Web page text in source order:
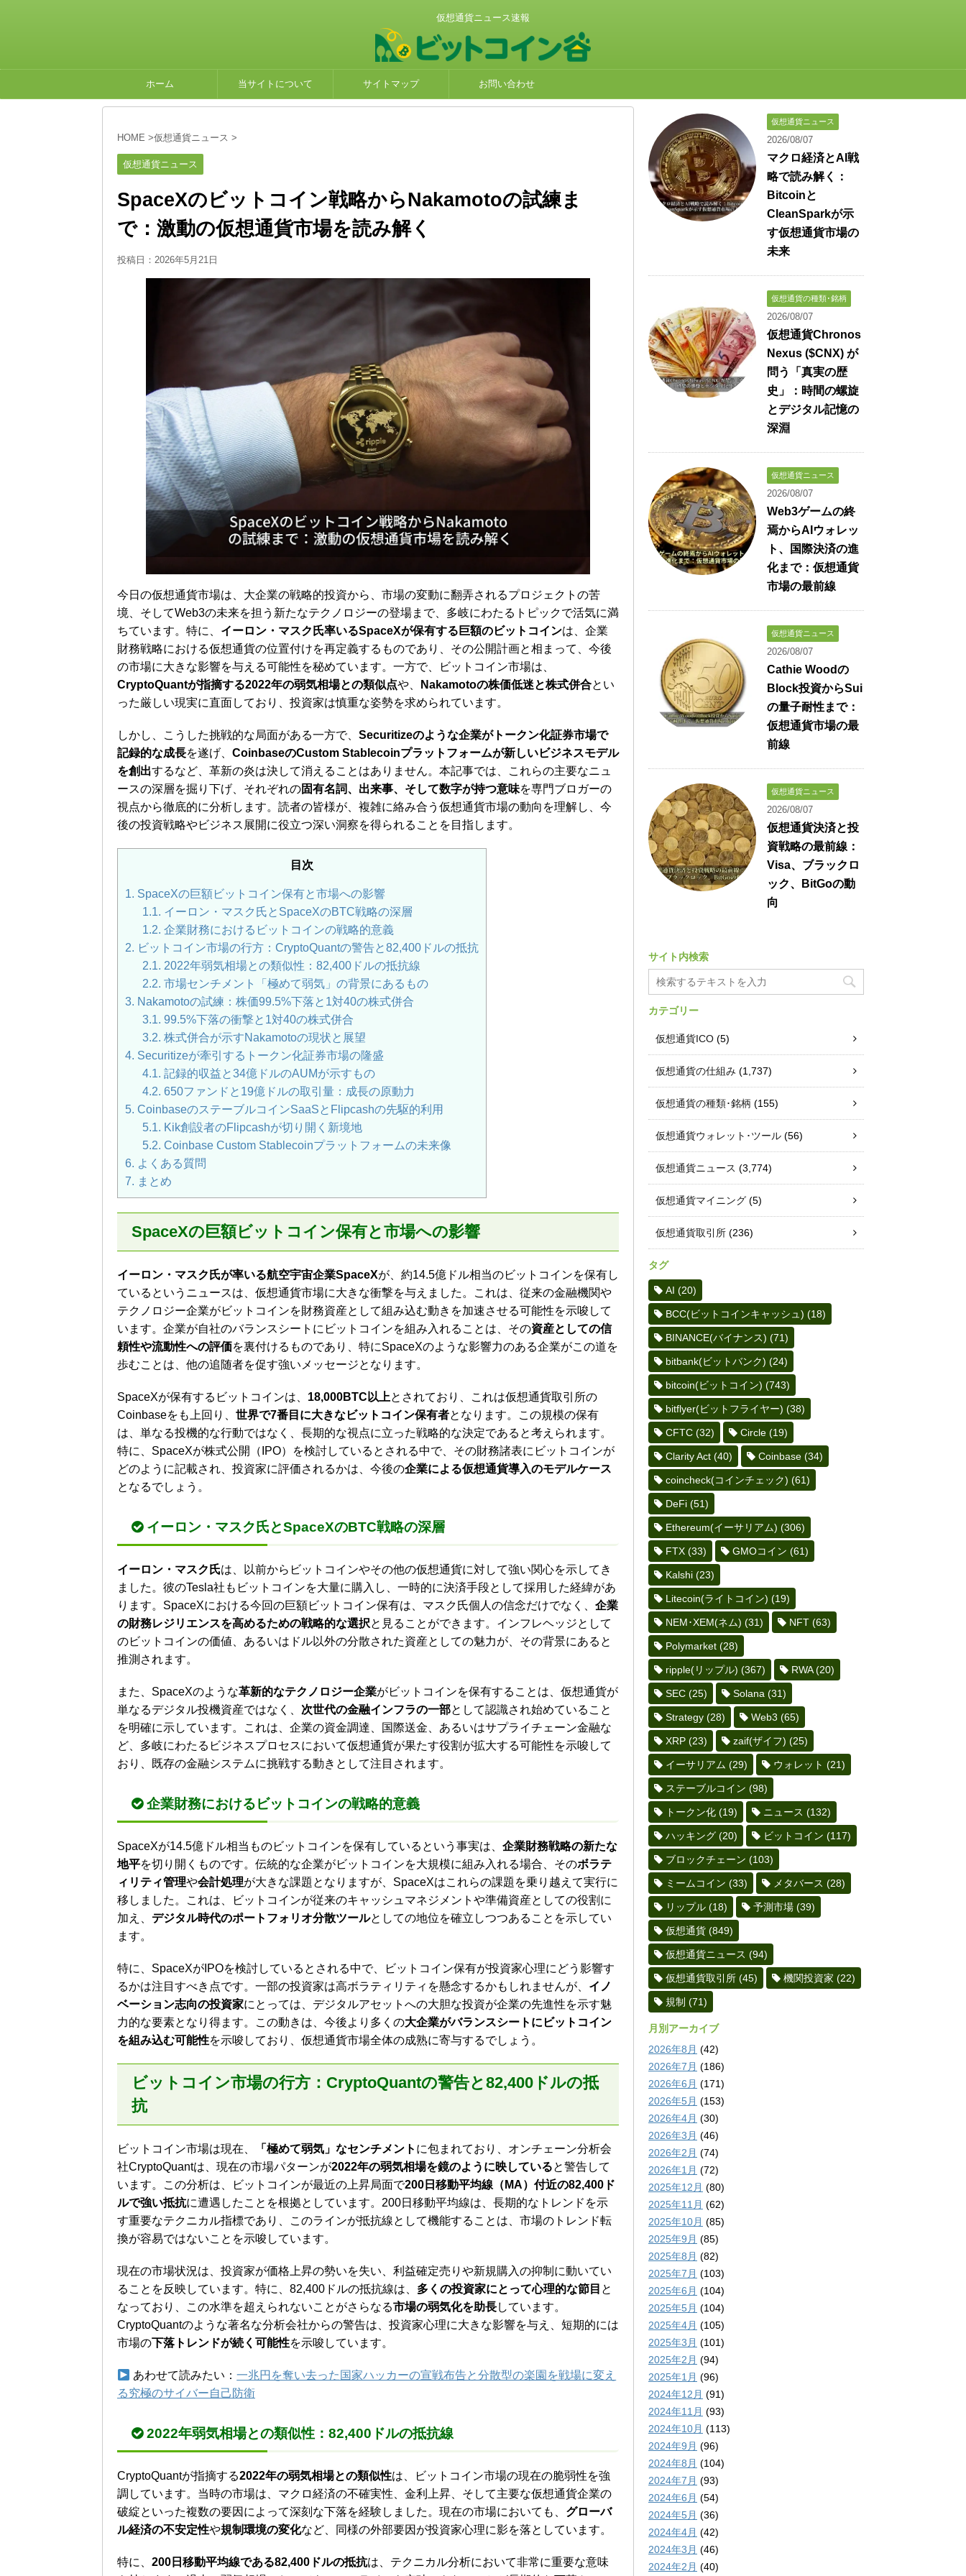
仮想通貨ニュース速報
ホーム 当サイトについて サイトマップ お問い合わせ
HOME >仮想通貨ニュース >
仮想通貨ニュース
SpaceXのビットコイン戦略からNakamotoの試練ま
で：激動の仮想通貨市場を読み解く
投稿日： 2026年5月21日
今日の仮想通貨市場は、大企業の戦略的投資から、市場の変動に翻弄されるプロジェクトの苦
境、そしてWeb3の未来を担う新たなテクノロジーの登場まで、多岐にわたるトピックで活気に満
ちています。特に、 イーロン・マスク氏率いるSpaceXが保有する巨額のビットコインは、企業
財務戦略における仮想通貨の位置付けを再定義するものであり、その公開計画と相まって、今後
の市場に大きな影響を与える可能性を秘めています。一方で、ビットコイン市場は、
CryptoQuantが指摘する2022年の弱気相場との類似点や、 Nakamotoの株価低迷と株式併合とい
った厳しい現実に直面しており、投資家は慎重な姿勢を求められています。
しかし、こうした挑戦的な局面がある一方で、 Securitizeのような企業がトークン化証券市場で
記録的な成長を遂げ、 CoinbaseのCustom Stablecoinプラットフォームが新しいビジネスモデル
を創出するなど、革新の炎は決して消えることはありません。本記事では、これらの主要なニュ
ースの深層を掘り下げ、それぞれの固有名詞、出来事、そして数字が持つ意味を専門ブロガーの
視点から徹底的に分析します。読者の皆様が、複雑に絡み合う仮想通貨市場の動向を理解し、今
後の投資戦略やビジネス展開に役立つ深い洞察を得られることを目指します。
目次
1. SpaceXの巨額ビットコイン保有と市場への影響
1.1. イーロン・マスク氏とSpaceXのBTC戦略の深層
1.2. 企業財務におけるビットコインの戦略的意義
2. ビットコイン市場の行方：CryptoQuantの警告と82,400ドルの抵抗
2.1. 2022年弱気相場との類似性：82,400ドルの抵抗線
2.2. 市場センチメント「極めて弱気」の背景にあるもの
3. Nakamotoの試練：株価99.5%下落と1対40の株式併合
3.1. 99.5%下落の衝撃と1対40の株式併合
3.2. 株式併合が示すNakamotoの現状と展望
4. Securitizeが牽引するトークン化証券市場の隆盛
4.1. 記録的収益と34億ドルのAUMが示すもの
4.2. 650ファンドと19億ドルの取引量：成長の原動力
5. CoinbaseのステーブルコインSaaSとFlipcashの先駆的利用
5.1. Kik創設者のFlipcashが切り開く新境地
5.2. Coinbase Custom Stablecoinプラットフォームの未来像
6. よくある質問
7. まとめ
SpaceXの巨額ビットコイン保有と市場への影響
イーロン・マスク氏が率いる航空宇宙企業SpaceXが、約14.5億ドル相当のビットコインを保有し
ているというニュースは、仮想通貨市場に大きな衝撃を与えました。これは、従来の金融機関や
テクノロジー企業がビットコインを財務資産として組み込む動きを加速させる可能性を示唆して
います。企業が自社のバランスシートにビットコインを組み入れることは、その資産としての信
頼性や流動性への評価を裏付けるものであり、特にSpaceXのような影響力のある企業がこの道を
歩むことは、他の追随者を促す強いメッセージとなります。
SpaceXが保有するビットコインは、 18,000BTC以上とされており、これは仮想通貨取引所の
Coinbaseをも上回り、 世界で7番目に大きなビットコイン保有者となります。この規模の保有
は、単なる投機的な行動ではなく、長期的な視点に立った戦略的な決定であると考えられます。
特に、SpaceXが株式公開（IPO）を検討しているとされる中で、その財務諸表にビットコインが
どのように記載され、投資家に評価されるかは、今後の企業による仮想通貨導入のモデルケース
となるでしょう。
イーロン・マスク氏とSpaceXのBTC戦略の深層
イーロン・マスク氏は、以前からビットコインやその他の仮想通貨に対して強い関心を示してき
ました。彼のTesla社もビットコインを大量に購入し、一時的に決済手段として採用した経緯があ
ります。SpaceXにおける今回の巨額ビットコイン保有は、マスク氏個人の信念だけでなく、 企業
の財務レジリエンスを高めるための戦略的な選択と見ることができます。インフレヘッジとして
のビットコインの価値、あるいはドル以外の分散された資産としての魅力が、その背景にあると
推測されます。
また、SpaceXのような革新的なテクノロジー企業がビットコインを保有することは、仮想通貨が
単なるデジタル投機資産ではなく、 次世代の金融インフラの一部として認識され始めていること
を明確に示しています。これは、企業の資金調達、国際送金、あるいはサプライチェーン金融な
ど、多岐にわたるビジネスプロセスにおいて仮想通貨が果たす役割が拡大する可能性を示唆して
おり、既存の金融システムに挑戦する動きとして注目されます。
企業財務におけるビットコインの戦略的意義
SpaceXが14.5億ドル相当ものビットコインを保有しているという事実は、 企業財務戦略の新たな
地平を切り開くものです。伝統的な企業がビットコインを大規模に組み入れる場合、そのボラテ
ィリティ管理や会計処理が大きな課題となりますが、SpaceXはこれらの課題を乗り越えて実行に
移しました。これは、ビットコインが従来のキャッシュマネジメントや準備資産としての役割に
加え、 デジタル時代のポートフォリオ分散ツールとしての地位を確立しつつあることを示してい
ます。
特に、SpaceXがIPOを検討しているとされる中で、ビットコイン保有が投資家心理にどう影響す
るかは注目すべき点です。一部の投資家は高ボラティリティを懸念するかもしれませんが、 イノ
ベーション志向の投資家にとっては、デジタルアセットへの大胆な投資が企業の先進性を示す魅
力的な要素となり得ます。この動きは、今後より多くの大企業がバランスシートにビットコイン
を組み込む可能性を示唆しており、仮想通貨市場全体の成熟に寄与するでしょう。
ビットコイン市場の行方：CryptoQuantの警告と82,400ドルの抵
抗
ビットコイン市場は現在、 「極めて弱気」なセンチメント に包まれており、オンチェーン分析会
社CryptoQuantは、現在の市場パターンが2022年の弱気相場を鏡のように映していると警告して
います。この分析は、ビットコインが最近の上昇局面で200日移動平均線（MA）付近の82,400ド
ルで強い抵抗に遭遇したことを根拠としています。200日移動平均線は、長期的なトレンドを示
す重要なテクニカル指標であり、このラインが抵抗線として機能することは、市場のトレンド転
換が容易ではないことを示唆しています。
現在の市場状況は、投資家が価格上昇の勢いを失い、利益確定売りや新規購入の抑制に動いてい
ることを反映しています。特に、82,400ドルの抵抗線は、 多くの投資家にとって心理的な節目 と
なっており、この水準を超えられないことがさらなる市場の弱気化を助長しています。
CryptoQuantのような著名な分析会社からの警告は、投資家心理に大きな影響を与え、短期的には
市場の下落トレンドが続く可能性を示唆しています。
あわせて読みたい：一兆円を奪い去った国家ハッカーの宣戦布告と分散型の楽園を戦場に変え
る究極のサイバー自己防衛
2022年弱気相場との類似性：82,400ドルの抵抗線
CryptoQuantが指摘する2022年の弱気相場との類似性は、ビットコイン市場の現在の脆弱性を強
調しています。当時の市場は、マクロ経済の不確実性、金利上昇、そして主要な仮想通貨企業の
破綻といった複数の要因によって深刻な下落を経験しました。現在の市場においても、 グローバ
ル経済の不安定性や規制環境の変化など、同様の外部要因が投資家心理に影を落としています。
特に、 200日移動平均線である82,400ドルの抵抗は、テクニカル分析において非常に重要な意味
仮想通貨ニュース
2026/08/07
マクロ経済とAI戦
略で読み解く：
Bitcoinと
CleanSparkが示
す仮想通貨市場の
未来
仮想通貨の種類･銘柄
2026/08/07
仮想通貨Chronos
Nexus ($CNX) が
問う「真実の歴
史」：時間の螺旋
とデジタル記憶の
深淵
仮想通貨ニュース
2026/08/07
Web3ゲームの終
焉からAIウォレッ
ト、国際決済の進
化まで：仮想通貨
市場の最前線
仮想通貨ニュース
2026/08/07
Cathie Woodの
Block投資からSui
の量子耐性まで：
仮想通貨市場の最
前線
仮想通貨ニュース
2026/08/07
仮想通貨決済と投
資戦略の最前線：
Visa、ブラックロ
ック、BitGoの動
向
サイト内検索
カテゴリー
仮想通貨ICO (5)
仮想通貨の仕組み (1,737)
仮想通貨の種類･銘柄 (155)
仮想通貨ウォレット･ツール (56)
仮想通貨ニュース (3,774)
仮想通貨マイニング (5)
仮想通貨取引所 (236)
タグ
AI (20)
BCC(ビットコインキャッシュ) (18)
BINANCE(バイナンス) (71)
bitbank(ビットバンク) (24)
bitcoin(ビットコイン) (743)
bitflyer(ビットフライヤー) (38)
CFTC (32) Circle (19)
Clarity Act (40) Coinbase (34)
coincheck(コインチェック) (61)
DeFi (51)
Ethereum(イーサリアム) (306)
FTX (33) GMOコイン (61)
Kalshi (23)
Litecoin(ライトコイン) (19)
NEM･XEM(ネム) (31) NFT (63)
Polymarket (28)
ripple(リップル) (367) RWA(20)
SEC (25) Solana (31)
Strategy (28) Web3 (65)
XRP (23) zaif(ザイフ) (25)
イーサリアム (29) ウォレット (21)
ステーブルコイン (98)
トークン化 (19) ニュース (132)
ハッキング (20) ビットコイン (117)
ブロックチェーン (103)
ミームコイン (33) メタバース (28)
リップル (18) 予測市場 (39)
仮想通貨 (849)
仮想通貨ニュース (94)
仮想通貨取引所 (45) 機関投資家 (22)
規制 (71)
月別アーカイブ
2026年8月 (42)
2026年7月 (186)
2026年6月 (171)
2026年5月 (153)
2026年4月 (30)
2026年3月 (46)
2026年2月 (74)
2026年1月 (72)
2025年12月 (80)
2025年11月 (62)
2025年10月 (85)
2025年9月 (85)
2025年8月 (82)
2025年7月 (103)
2025年6月 (104)
2025年5月 (104)
2025年4月 (105)
2025年3月 (101)
2025年2月 (94)
2025年1月 (96)
2024年12月 (91)
2024年11月 (93)
2024年10月 (113)
2024年9月 (96)
2024年8月 (104)
2024年7月 (93)
2024年6月 (54)
2024年5月 (36)
2024年4月 (42)
2024年3月 (46)
2024年2月 (40)